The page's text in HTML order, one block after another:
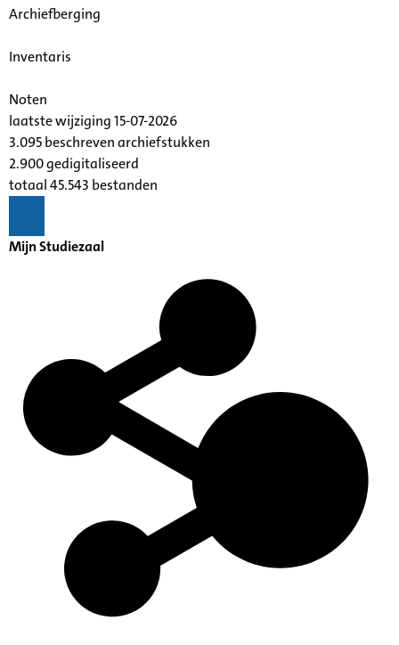
Archiefberging
Inventaris
Noten
laatste wijziging 15-07-2026
3.095 beschreven archiefstukken
2.900 gedigitaliseerd
totaal 45.543 bestanden
Mijn Studiezaal